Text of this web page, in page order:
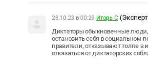
28.10.23 в 00:29 Игорь С
Диктаторы обыкновенные люди,
остановить себя в социальном
правители, отказывают толпе
отказаться от диктаторских